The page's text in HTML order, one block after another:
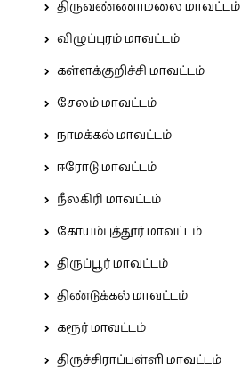
திருவண்ணாமலை மாவட்டம்
விழுப்புரம் மாவட்டம்
கள்ளக்குறிச்சி மாவட்டம்
சேலம் மாவட்டம்
நாமக்கல் மாவட்டம்
ஈரோடு மாவட்டம்
நீலகிரி மாவட்டம்
கோயம்புத்தூர் மாவட்டம்
திருப்பூர் மாவட்டம்
திண்டுக்கல் மாவட்டம்
கரூர் மாவட்டம்
திருச்சிராப்பள்ளி மாவட்டம்